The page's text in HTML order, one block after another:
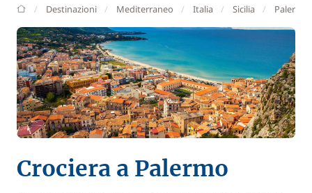
GlobeSailor
Destinazioni Mediterraneo Italia Sicilia Palermo
Crociera a Palermo